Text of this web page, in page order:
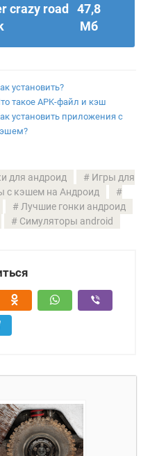
crazy road 47,8
Мб
установить?
такое APK-файл и кэш
установить приложения с
для андроид
Игры для
с кэшем на Андроид
Лучшие гонки андроид
Симуляторы android